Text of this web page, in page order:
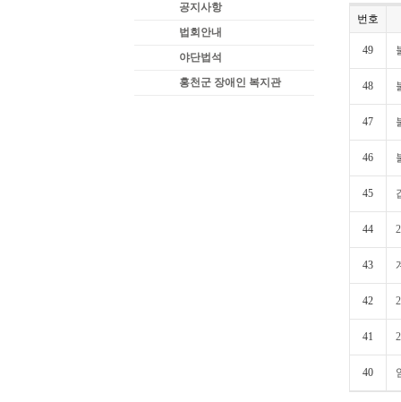
공지사항
법회안내
야단법석
홍천군 장애인 복지관
번호
49
48
47
46
45
44
43
42
41
40